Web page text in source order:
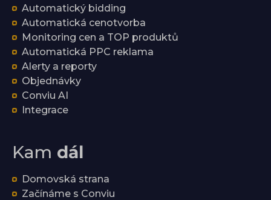
Automatický bidding
Automatická cenotvorba
Monitoring cen a TOP produktů
Automatická PPC reklama
Alerty a reporty
Objednávky
Conviu AI
Integrace
Kam dál
Domovská strana
Začínáme s Conviu